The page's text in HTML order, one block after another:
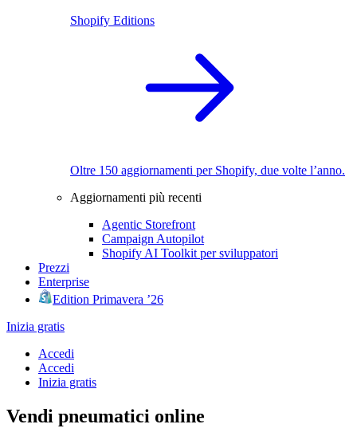
Shopify Editions
Oltre 150 aggiornamenti per Shopify, due volte l’anno.
Aggiornamenti più recenti
Agentic Storefront
Campaign Autopilot
Shopify AI Toolkit per sviluppatori
Prezzi
Enterprise
Edition Primavera ’26
Inizia gratis
Accedi
Accedi
Inizia gratis
Vendi pneumatici online